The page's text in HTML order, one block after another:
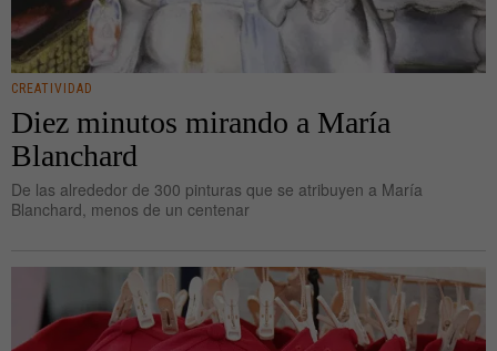
CREATIVIDAD
Diez minutos mirando a María
Blanchard
De las alrededor de 300 pinturas que se atribuyen a María
Blanchard, menos de un centenar